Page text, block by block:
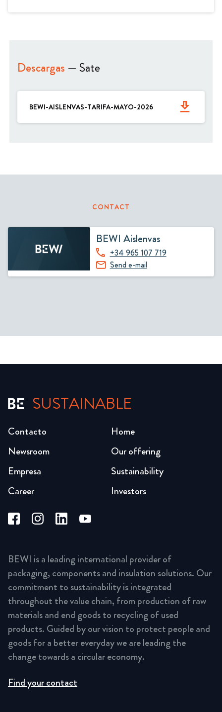
Descargas — Sate
BEWI-AISLENVAS-TARIFA-MAYO-2026 get_app
CONTACT
BEWI Aislenvas
+34 965 107 719
Send e-mail
SUSTAINABLE
Home
Our offering
Sustainability
Investors
Newsroom
Empresa
Career
Contacto
BEWI is a leading international provider of
packaging, components and insulation solutions. Our
commitment to sustainability is integrated
throughout the value chain, from production of raw
materials and end goods to recycling of used
products. Guided by our vision to protect people and
goods for a better everyday we are leading the
change towards a circular economy.
Find your contact